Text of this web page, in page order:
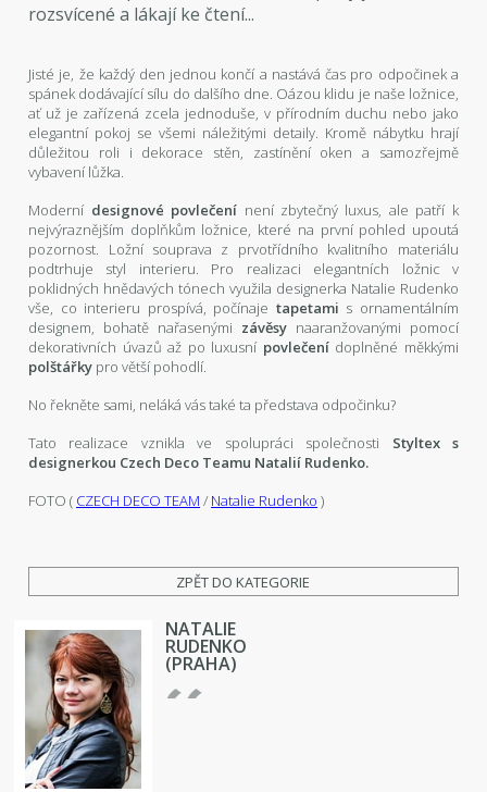
rozsvícené a lákají ke čtení...
Jisté je, že každý den jednou končí a nastává čas pro odpočinek a
spánek dodávající sílu do dalšího dne. Oázou klidu je naše ložnice,
ať už je zařízená zcela jednoduše, v přírodním duchu nebo jako
elegantní pokoj se všemi náležitými detaily. Kromě nábytku hrají
důležitou roli i dekorace stěn, zastínění oken a samozřejmě
vybavení lůžka.
Moderní designové povlečení není zbytečný luxus, ale patří k
nejvýraznějším doplňkům ložnice, které na první pohled upoutá
pozornost. Ložní souprava z prvotřídního kvalitního materiálu
podtrhuje styl interieru. Pro realizaci elegantních ložnic v
poklidných hnědavých tónech využila designerka Natalie Rudenko
vše, co interieru prospívá, počínaje tapetami s ornamentálním
designem, bohatě nařasenými závěsynaaranžovanými pomocí
dekorativních úvazů až po luxusní povlečenídoplněné měkkými
polštářky pro větší pohodlí.
No řekněte sami, neláká vás také ta představa odpočinku?
Tato realizace vznikla ve spolupráci společnosti Styltex s
designerkou Czech Deco Teamu Natalií Rudenko.
FOTO ( CZECH DECO TEAM / Natalie Rudenko )
ZPĚT DO KATEGORIE
NATALIE
RUDENKO
(PRAHA)